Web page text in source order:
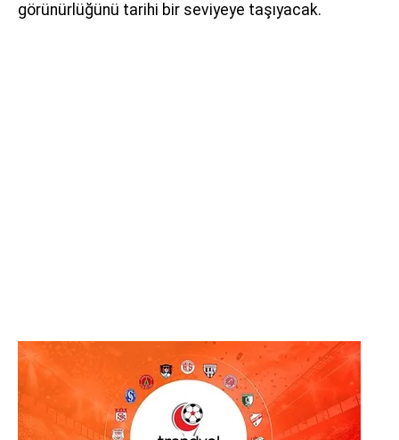
görünürlüğünü tarihi bir seviyeye taşıyacak.